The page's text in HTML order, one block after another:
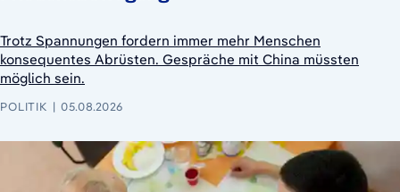
Trotz Spannungen fordern immer mehr Menschen
konsequentes Abrüsten. Gespräche mit China müssten
möglich sein.
POLITIK 05.08.2026